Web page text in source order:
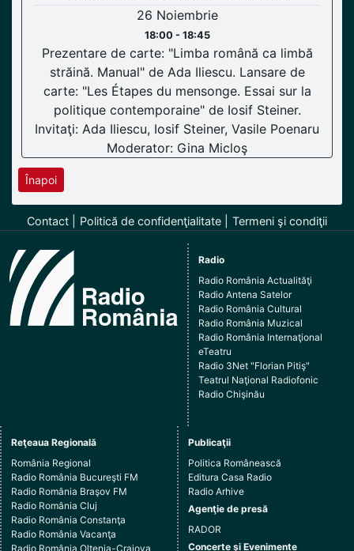
26 Noiembrie
18:00 - 18:45
Prezentare de carte: "Limba română ca limbă
străină. Manual" de Ada Iliescu. Lansare de
carte: "Les Étapes du mensonge. Essai sur la
politique contemporaine" de Iosif Steiner.
Invitaţi: Ada Iliescu, Iosif Steiner, Vasile Poenaru
Moderator: Gina Micloş
Înapoi
Contact Politică de confidenţialitate Termeni şi condiţii
Radio
Radio România Actualităţi
Radio Antena Satelor
Radio România Cultural
Radio România Muzical
Radio România Internaţional
eTeatru
Radio 3Net "Florian Pitiş"
Teatrul Naţional Radiofonic
Radio Chişinău
Reţeaua Regională
România Regional
Radio România Bucureşti FM
Radio România Braşov FM
Radio România Cluj
Radio România Constanţa
Radio România Vacanţa
Radio România Oltenia-Craiova
Publicaţii
Politica Românească
Editura Casa Radio
Radio Arhive
Agenţie de presă
RADOR
Concerte şi Evenimente